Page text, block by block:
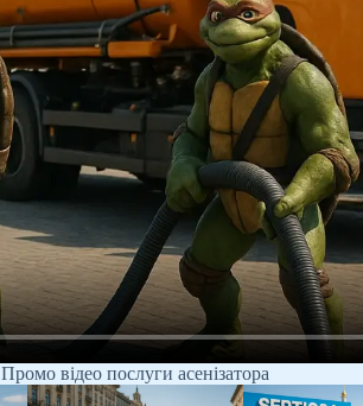
Промо відео послуги асенізатора